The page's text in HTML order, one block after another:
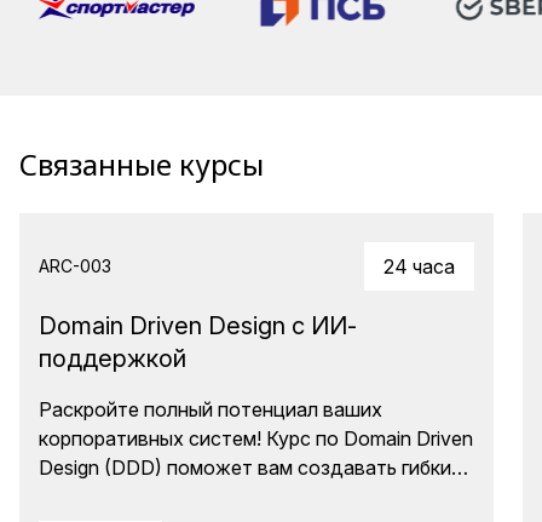
Связанные курсы
ARC-003 24 часа
Domain Driven Design с ИИ-
поддержкой
Раскройте полный потенциал ваших
корпоративных систем! Курс по Domain Driven
Design (DDD) поможет вам создавать гибкие